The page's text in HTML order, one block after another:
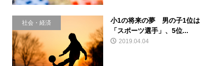
社会・経済
小1の将来の夢 男の子1位は
「スポーツ選手」、5位...
2019.04.04